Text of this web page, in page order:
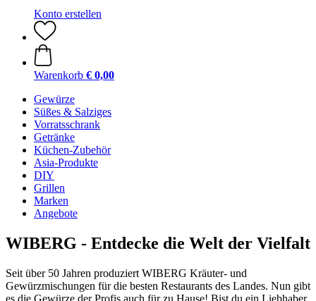
Konto erstellen
Warenkorb € 0,00
Gewürze
Süßes & Salziges
Vorratsschrank
Getränke
Küchen-Zubehör
Asia-Produkte
DIY
Grillen
Marken
Angebote
WIBERG - Entdecke die Welt der Vielfalt
Seit über 50 Jahren produziert WIBERG Kräuter- und
Gewürzmischungen für die besten Restaurants des Landes. Nun gibt
es die Gewürze der Profis auch für zu Hause! Bist du ein Liebhaber